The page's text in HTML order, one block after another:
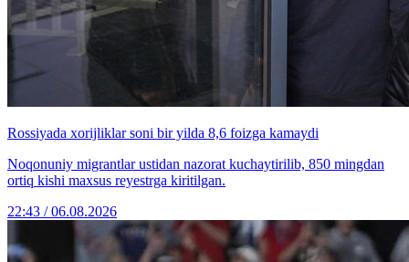
Rossiyada xorijliklar soni bir yilda 8,6 foizga kamaydi
Noqonuniy migrantlar ustidan nazorat kuchaytirilib, 850 mingdan
ortiq kishi maxsus reyestrga kiritilgan.
22:43 / 06.08.2026